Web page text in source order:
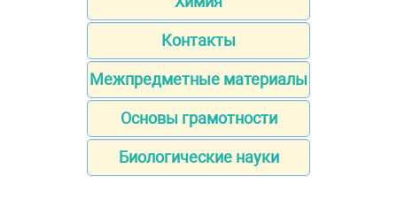
Контакты
Межпредметные материалы
Основы грамотности
Биологические науки